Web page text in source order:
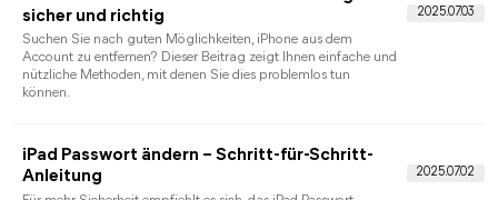
verständlich und Schritt für Schritt, warum „Apple-ID
abmelden geht nicht“ auftritt und wie Sie das Problem sicher
und ohne Datenverlust beheben können.
Abmelden derzeit nicht möglich: So geht´s
Die Meldung „aufgrund von Einschränkungen ist das